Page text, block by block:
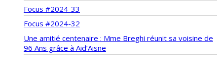
Focus #2024-33
Focus #2024-32
Une amitié centenaire : Mme Breghi réunit sa voisine de
96 Ans grâce à Aid’Aisne